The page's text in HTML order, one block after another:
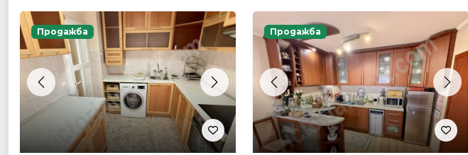
Previous Next
Продажба
Previous Next
Продажба